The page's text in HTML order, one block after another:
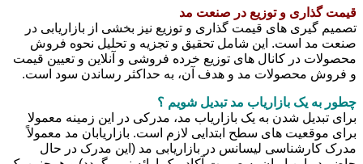
قیمت گذاری و توزیع در صنعت مد
تصمیم گیری های قیمت گذاری و توزیع نیز بخشی از بازاریابی در
صنعت مد است. این شامل تحقیق و تجزیه و تحلیل نحوه فروش
محصولات در کانال های توزیع خرده فروشی و آنلاین و تعیین قیمت
و فروش محصولات مد و هدف آن، به حداکثر رساندن سود است.
چطور به یک بازاریاب مد تبدیل شویم ؟
برای تبدیل شدن به یک بازاریاب مد، مدرکی در این زمینه معمولا
برای موقعیت های سطح ابتدایی لازم است. بازاریابان مد معمولاً
مدرک کارشناسی لیسانس در بازاریابی مد (این مدرک در حال